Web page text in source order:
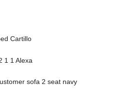
Cartillo
1 1 Alexa
sofa 2 seat navy